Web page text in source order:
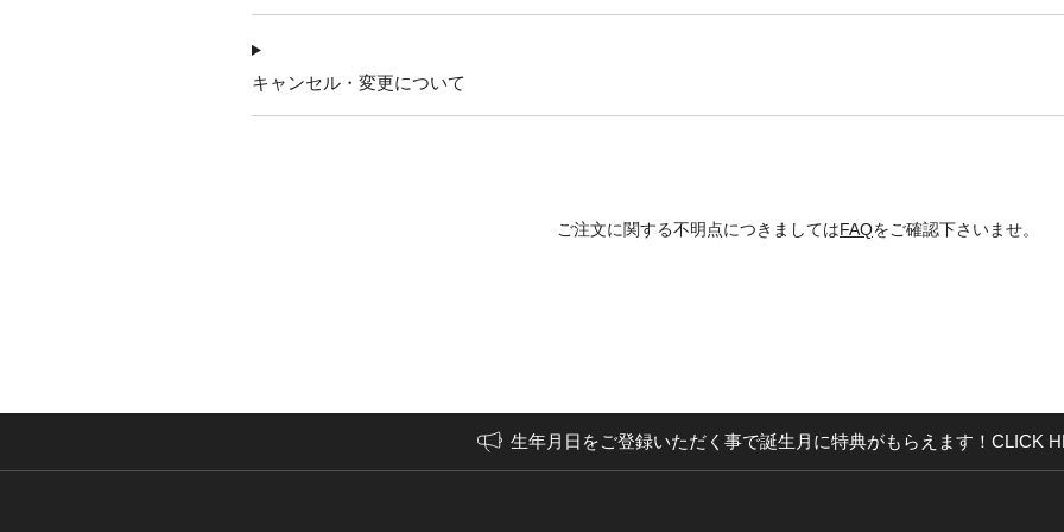
キャンセル・変更について
ご注文に関する不明点につきましてはFAQをご確認下さいませ。
生年月日をご登録いただく事で誕生月に特典がもらえます！CLICK